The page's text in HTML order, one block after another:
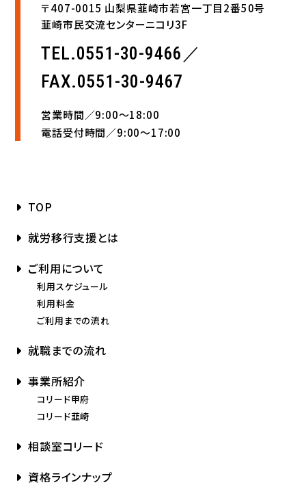
〒407-0015 山梨県韮崎市若宮一丁目2番50号
韮崎市民交流センターニコリ3F
TEL.0551-30-9466／
FAX.0551-30-9467
営業時間／9:00〜18:00
電話受付時間／9:00〜17:00
TOP
就労移行支援とは
ご利用について
利用スケジュール
利用料金
ご利用までの流れ
就職までの流れ
事業所紹介
コリード甲府
コリード韮崎
相談室コリード
資格ラインナップ